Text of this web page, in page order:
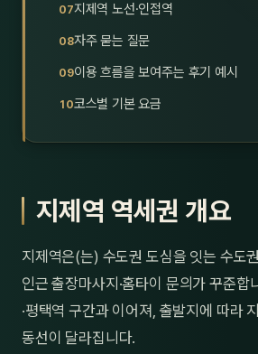
지제역 노선·인접역
자주 묻는 질문
이용 흐름을 보여주는 후기 예시
코스별 기본 요금
지제역 역세권 개요
지제역은(는) 수도권 도심을 잇는 수도
인근 출장마사지·홈타이 문의가 꾸준합
·평택역 구간과 이어져, 출발지에 따라
동선이 달라집니다.